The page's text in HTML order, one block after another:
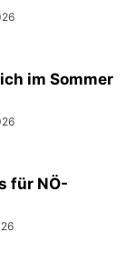
im Sommer
für NÖ-